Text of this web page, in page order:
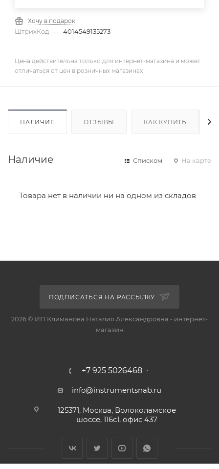
Хочу в подарок
ШтрихКод — 4014549135273
Цена действительна только для интернет-магазина и может
отличаться от цен в розничных магазинах
НАЛИЧИЕ ОТЗЫВЫ КАК КУПИТЬ
Наличие Списком На карте
Товара нет в наличии ни на одном из складов
ПОДПИСАТЬСЯ НА РАССЫЛКУ
2026 © ИП Климанова Наталия Александровна - интернет-
магазин
+7 925 5026468
info@instrumentsnab.ru
125371, Москва, Волоколамское
шоссе, 116с1, офис 437